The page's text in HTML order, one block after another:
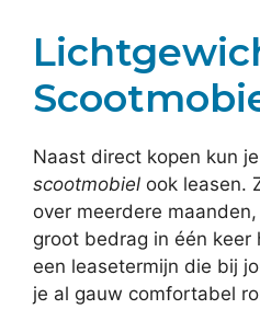
Naast direct kopen kun
scootmobiel ook leasen.
over meerdere
groot bedrag in één
een leasetermijn die bij
je al gauw comfortabel